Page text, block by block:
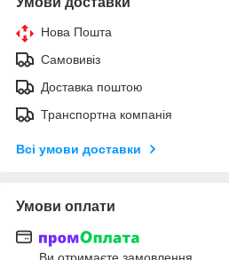
Нова Пошта
Самовивіз
Доставка поштою
Транспортна компанія
Всі умови доставки
Умови оплати